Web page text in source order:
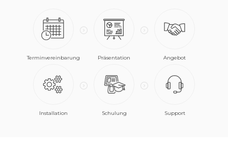
Terminvereinbarung Präsentation Angebot
Installation Schulung Support